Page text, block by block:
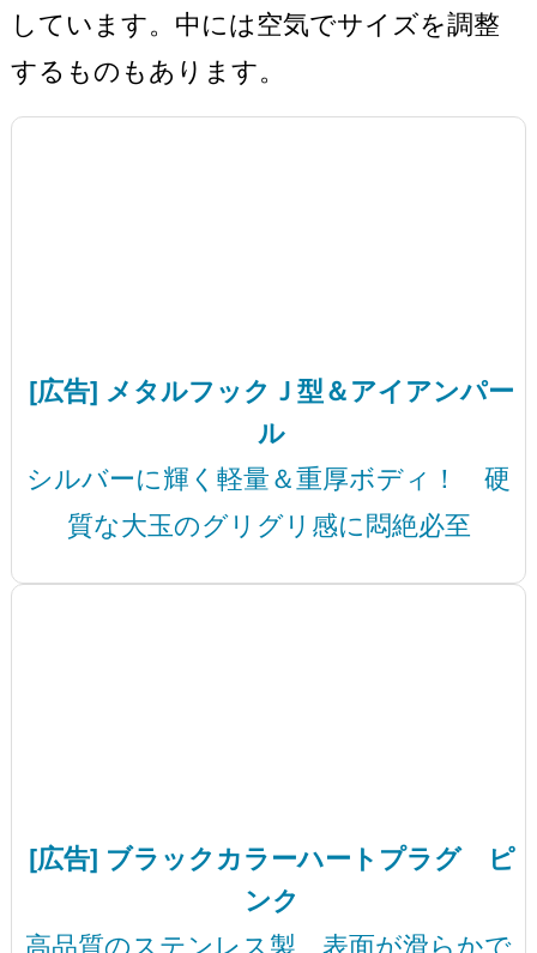
しています。中には空気でサイズを調整
するものもあります。
[広告] メタルフックＪ型＆アイアンパー
ル
シルバーに輝く軽量＆重厚ボディ！ 硬
質な大玉のグリグリ感に悶絶必至
[広告] ブラックカラーハートプラグ ピ
ンク
高品質のステンレス製、表面が滑らかで